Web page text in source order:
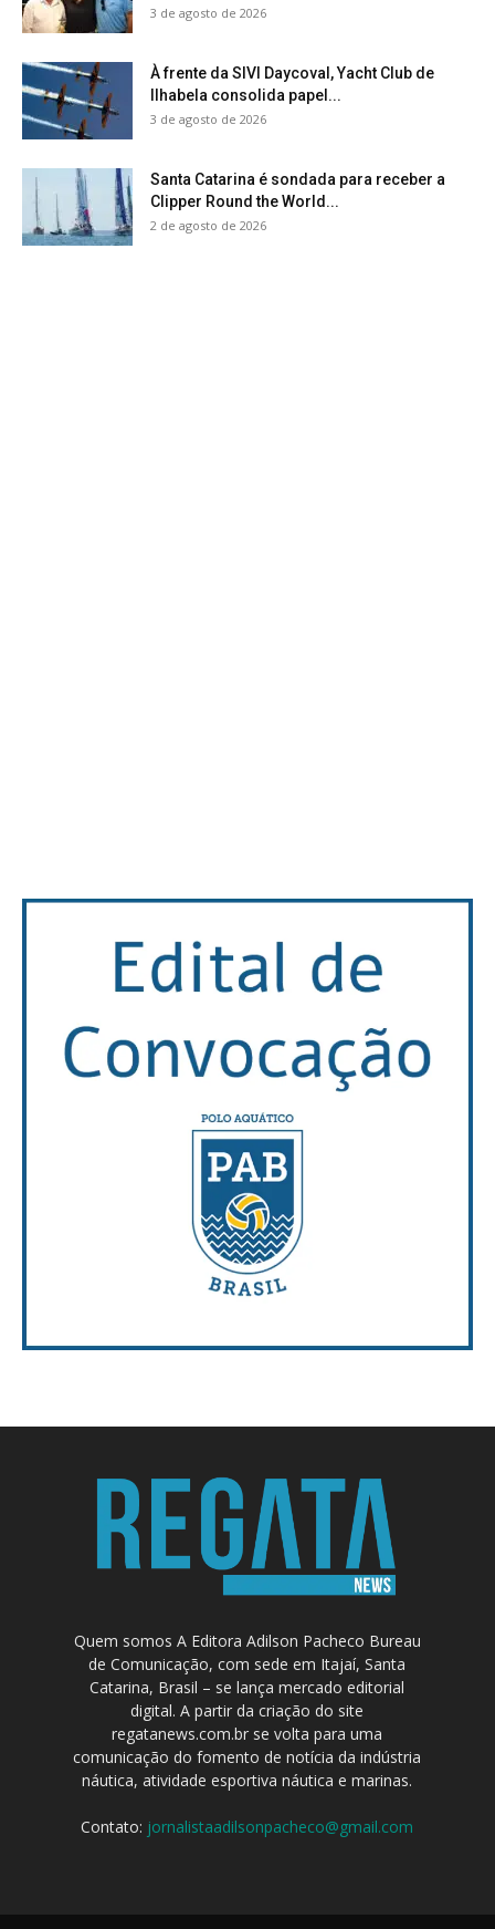
3 de agosto de 2026
À frente da SIVI Daycoval, Yacht Club de
Ilhabela consolida papel...
3 de agosto de 2026
Santa Catarina é sondada para receber a
Clipper Round the World...
2 de agosto de 2026
Quem somos A Editora Adilson Pacheco Bureau
de Comunicação, com sede em Itajaí, Santa
Catarina, Brasil – se lança mercado editorial
digital. A partir da criação do site
regatanews.com.br se volta para uma
comunicação do fomento de notícia da indústria
náutica, atividade esportiva náutica e marinas.
Contato: jornalistaadilsonpacheco@gmail.com